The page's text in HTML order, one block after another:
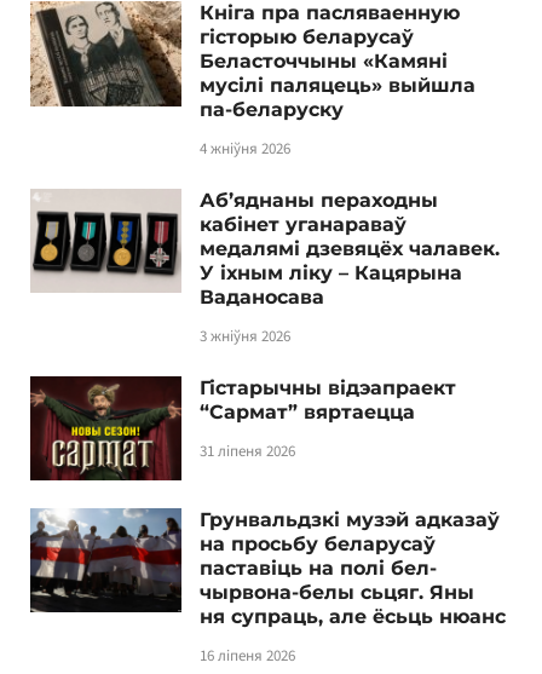
Кніга пра пасляваенную
гісторыю беларусаў
Беласточчыны «Камяні
мусілі паляцець» выйшла
па-беларуску
4 жніўня 2026
Аб’яднаны пераходны
кабінет уганараваў
медалямі дзевяцёх чалавек.
У іхным ліку – Кацярына
Ваданосава
3 жніўня 2026
Гістарычны відэапраект
“Сармат” вяртаецца
31 ліпеня 2026
Грунвальдзкі музэй адказаў
на просьбу беларусаў
паставіць на полі бел-
чырвона-белы сьцяг. Яны
ня супраць, але ёсьць нюанс
16 ліпеня 2026